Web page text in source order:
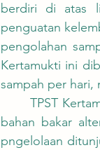
berdiri di atas
penguatan
pengolahan
Kertamukti ini
sampah per hari,
bahan bakar
pngelolaan